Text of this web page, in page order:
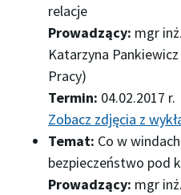
relacje
Prowadzący: mgr
Katarzyna
Pracy)
Termin: 04.02.2017 r.
Zobacz zdjęcia z
Temat: Co w
bezpieczeństwo pod
Prowadzący: mgr